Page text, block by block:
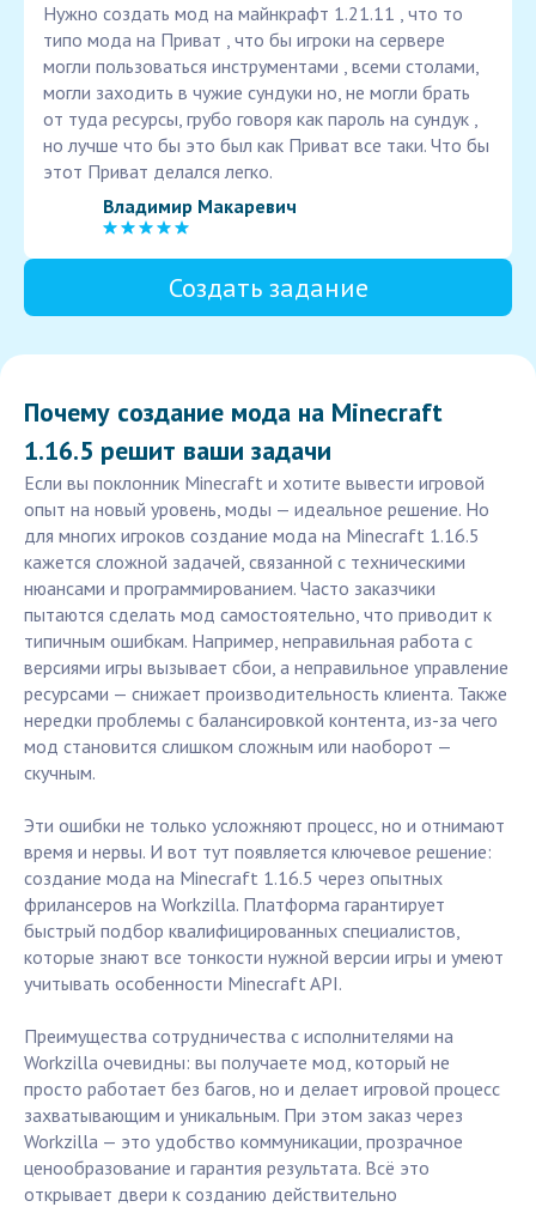
Нужно создать мод на майнкрафт 1.21.11 , что то
типо мода на Приват , что бы игроки на сервере
могли пользоваться инструментами , всеми столами,
могли заходить в чужие сундуки но, не могли брать
от туда ресурсы, грубо говоря как пароль на сундук ,
но лучше что бы это был как Приват все таки. Что бы
этот Приват делался легко.
Владимир Макаревич
Создать задание
Почему создание мода на Minecraft
1.16.5 решит ваши задачи
Если вы поклонник Minecraft и хотите вывести игровой
опыт на новый уровень, моды — идеальное решение. Но
для многих игроков создание мода на Minecraft 1.16.5
кажется сложной задачей, связанной с техническими
нюансами и программированием. Часто заказчики
пытаются сделать мод самостоятельно, что приводит к
типичным ошибкам. Например, неправильная работа с
версиями игры вызывает сбои, а неправильное управление
ресурсами — снижает производительность клиента. Также
нередки проблемы с балансировкой контента, из-за чего
мод становится слишком сложным или наоборот —
скучным.
Эти ошибки не только усложняют процесс, но и отнимают
время и нервы. И вот тут появляется ключевое решение:
создание мода на Minecraft 1.16.5 через опытных
фрилансеров на Workzilla. Платформа гарантирует
быстрый подбор квалифицированных специалистов,
которые знают все тонкости нужной версии игры и умеют
учитывать особенности Minecraft API.
Преимущества сотрудничества с исполнителями на
Workzilla очевидны: вы получаете мод, который не
просто работает без багов, но и делает игровой процесс
захватывающим и уникальным. При этом заказ через
Workzilla — это удобство коммуникации, прозрачное
ценообразование и гарантия результата. Всё это
открывает двери к созданию действительно